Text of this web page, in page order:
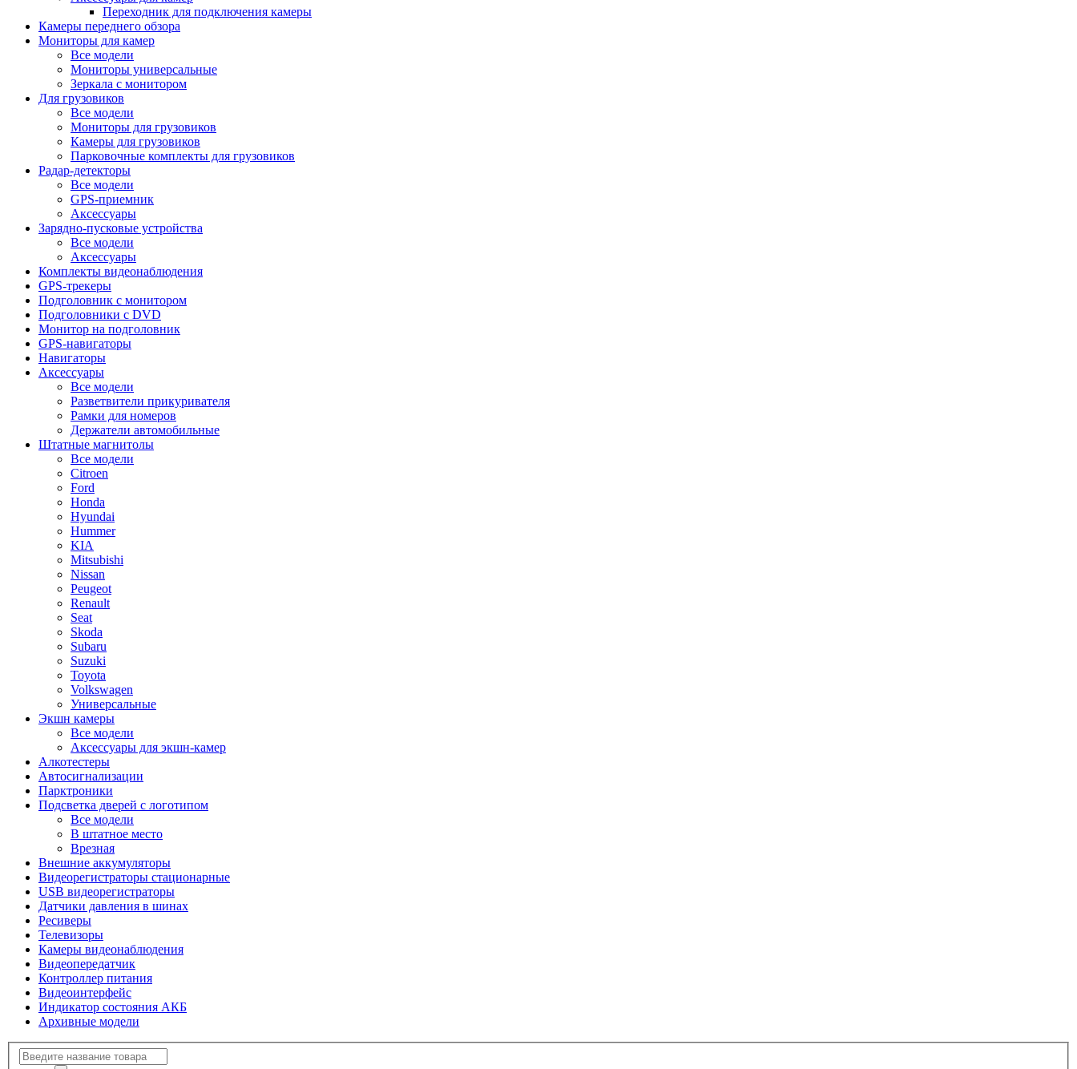
Переходник для подключения камеры
Камеры переднего обзора
Мониторы для камер
Все модели
Мониторы универсальные
Зеркала с монитором
Для грузовиков
Все модели
Мониторы для грузовиков
Камеры для грузовиков
Парковочные комплекты для грузовиков
Радар-детекторы
Все модели
GPS-приемник
Аксессуары
Зарядно-пусковые устройства
Все модели
Аксессуары
Комплекты видеонаблюдения
GPS-трекеры
Подголовник с монитором
Подголовники с DVD
Монитор на подголовник
GPS-навигаторы
Навигаторы
Аксессуары
Все модели
Разветвители прикуривателя
Рамки для номеров
Держатели автомобильные
Штатные магнитолы
Все модели
Citroen
Ford
Honda
Hyundai
Hummer
KIA
Mitsubishi
Nissan
Peugeot
Renault
Seat
Skoda
Subaru
Suzuki
Toyota
Volkswagen
Универсальные
Экшн камеры
Все модели
Аксессуары для экшн-камер
Алкотестеры
Автосигнализации
Парктроники
Подсветка дверей с логотипом
Все модели
В штатное место
Врезная
Внешние аккумуляторы
Видеорегистраторы стационарные
USB видеорегистраторы
Датчики давления в шинах
Ресиверы
Телевизоры
Камеры видеонаблюдения
Видеопередатчик
Контроллер питания
Видеоинтерфейс
Индикатор состояния АКБ
Архивные модели